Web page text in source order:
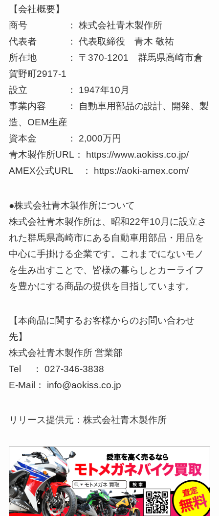
【会社概要】
商号 ： 株式会社青木製作所
代表者 ： 代表取締役 青木 敬祐
所在地 ： 〒370-1201 群馬県高崎市倉
賀野町2917-1
設立 ： 1947年10月
事業内容 ： 自動車用部品の設計、開発、製
造、OEM生産
資本金 ： 2,000万円
青木製作所URL： https://www.aokiss.co.jp/
AMEX公式URL ： https://aoki-amex.com/
●株式会社青木製作所について
株式会社青木製作所は、昭和22年10月に設立さ
れた群馬県高崎市にある自動車用部品・用品を
中心に手掛ける企業です。これまでにないモノ
を生み出すことで、皆様の暮らしとカーライフ
を豊かにする商品の提供を目指しています。
【本商品に関するお客様からのお問い合わせ
先】
株式会社青木製作所 営業部
Tel ： 027-346-3838
E-Mail： info@aokiss.co.jp
リリース提供元：株式会社青木製作所